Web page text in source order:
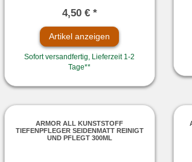
4,50 € *
Artikel anzeigen
Sofort versandfertig, Lieferzeit 1-2
Tage**
ARMOR ALL KUNSTSTOFF
TIEFENPFLEGER SEIDENMATT REINIGT
UND PFLEGT 300ML